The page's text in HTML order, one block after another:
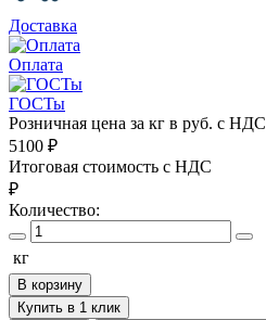
Доставка
Оплата
ГОСТы
Розничная цена за кг в руб. с НДС
5100 ₽
Итоговая стоимость с НДС
₽
Количество:
кг
В корзину
Купить в 1 клик